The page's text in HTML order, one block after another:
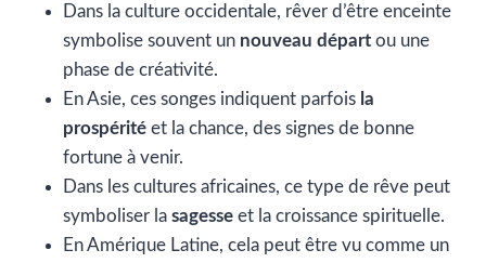
Dans la culture occidentale, rêver d’être enceinte
symbolise souvent un nouveau départ ou une
phase de créativité.
En Asie, ces songes indiquent parfois la
prospérité et la chance, des signes de bonne
fortune à venir.
Dans les cultures africaines, ce type de rêve peut
symboliser la sagesse et la croissance spirituelle.
En Amérique Latine, cela peut être vu comme un